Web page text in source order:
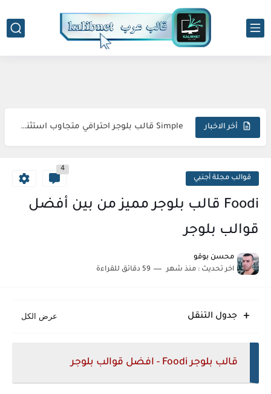
أخر الاخبار Sora Tax قالب بلوجر الاحترافي السريع المتكامل المثالي
قوالب مجلة أجنبي
4
Foodi قالب بلوجر مميز من بين أفضل
قوالب بلوجر
محسن بوقو
اخر تحديث : منذ شهر 59 دقائق للقراءة
جدول التنقل
قالب بلوجر Foodi - افضل قوالب بلوجر